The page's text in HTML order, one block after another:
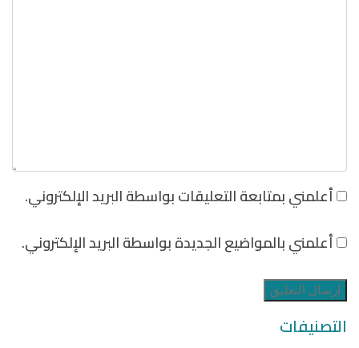
أعلمني بمتابعة التعليقات بواسطة البريد الإلكتروني.
أعلمني بالمواضيع الجديدة بواسطة البريد الإلكتروني.
التصنيفات